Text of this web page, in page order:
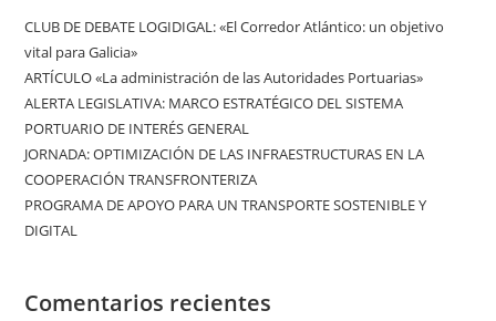
CLUB DE DEBATE LOGIDIGAL: «El Corredor Atlántico: un objetivo
vital para Galicia»
ARTÍCULO «La administración de las Autoridades Portuarias»
ALERTA LEGISLATIVA: MARCO ESTRATÉGICO DEL SISTEMA
PORTUARIO DE INTERÉS GENERAL
JORNADA: OPTIMIZACIÓN DE LAS INFRAESTRUCTURAS EN LA
COOPERACIÓN TRANSFRONTERIZA
PROGRAMA DE APOYO PARA UN TRANSPORTE SOSTENIBLE Y
DIGITAL
Comentarios recientes